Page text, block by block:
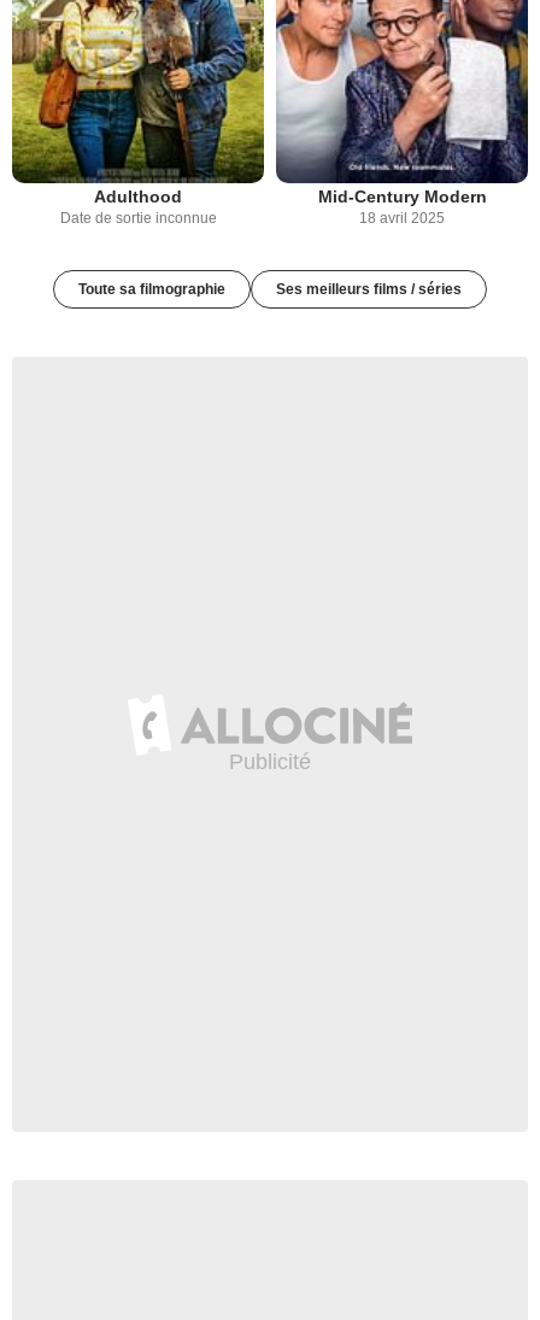
Adulthood
Date de sortie inconnue
Mid-Century Modern
18 avril 2025
Toute sa filmographie Ses meilleurs films / séries